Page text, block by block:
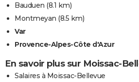
Bauduen (8.1 km)
Montmeyan (8.5 km)
Var
Provence-Alpes-Côte d'Azur
En savoir plus sur Moissac-
Salaires à Moissac-Bellevue